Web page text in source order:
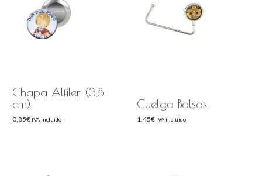
Chapa Alfiler (3,8
cm)
0,85€ IVA incluido
Cuelga Bolsos
1,45€ IVA incluido